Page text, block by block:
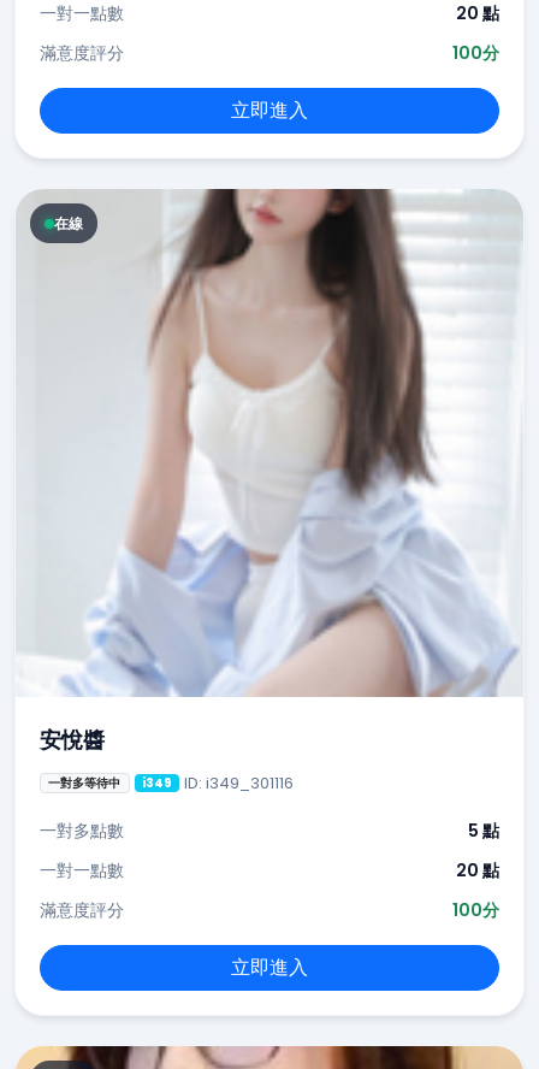
一對一點數
20 點
滿意度評分
100分
立即進入
在線
安悅醬
一對多等待中 i349 ID: i349_301116
一對多點數
5 點
一對一點數
20 點
滿意度評分
100分
立即進入